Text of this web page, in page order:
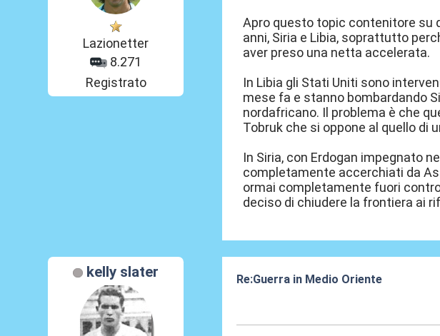
Lazionetter
8.271
Registrato
Apro questo topic contenitore su
anni, Siria e Libia, soprattutto
aver preso una netta accelerata.
In Libia gli Stati Uniti sono
mese fa e stanno bombardando
nordafricano. Il problema è che
Tobruk che si oppone al quello di
In Siria, con Erdogan impegnato
completamente accerchiati da
ormai completamente fuori
deciso di chiudere la frontiera ai
kelly slater
Re:Guerra in Medio Oriente